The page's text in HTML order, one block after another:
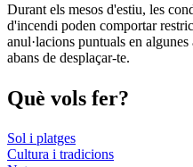
Durant els mesos d'estiu, les
d'incendi poden comportar
anul·lacions puntuals en
abans de desplaçar-te.
Què vols fer?
Sol i platges
Cultura i tradicions